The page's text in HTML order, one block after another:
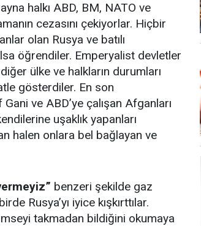
halkı ABD, BM, NATO ve
cezasını çekiyorlar. Hiçbir
olan Rusya ve batılı
öğrendiler. Emperyalist devletler
ülke ve halkların durumları
gösterdiler. En son
ve ABD’ye çalışan Afganları
uşaklık yapanları
halen onlara bel bağlayan ve
benzeri şekilde gaz
Rusya’yı iyice kışkırttılar.
takmadan bildiğini okumaya